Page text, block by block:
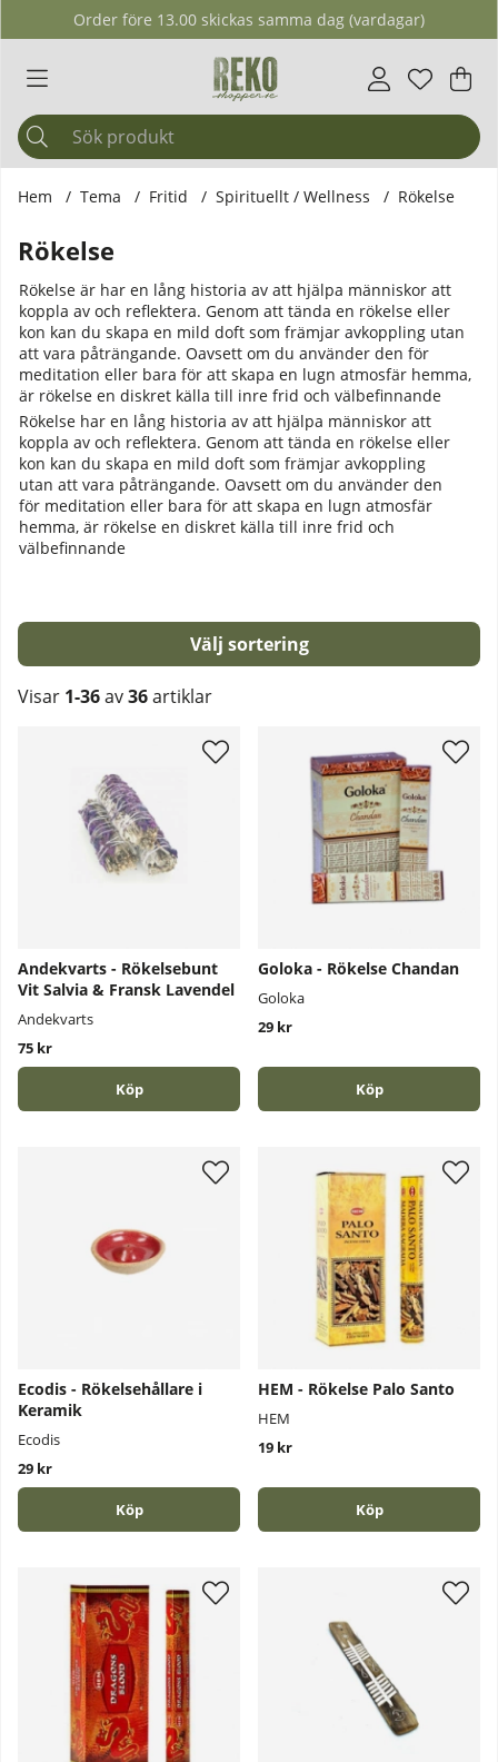
Order före 13.00 skickas samma dag (vardagar)
Antal i
. .
Hem Tema Fritid Spirituellt / Wellness Rökelse
Rökelse
Rökelse är har en lång historia av att hjälpa människor att
koppla av och reflektera. Genom att tända en rökelse eller
kon kan du skapa en mild doft som främjar avkoppling utan
att vara påträngande. Oavsett om du använder den för
meditation eller bara för att skapa en lugn atmosfär hemma,
är rökelse en diskret källa till inre frid och välbefinnande
Rökelse har en lång historia av att hjälpa människor att
koppla av och reflektera. Genom att tända en rökelse eller
kon kan du skapa en mild doft som främjar avkoppling
utan att vara påträngande. Oavsett om du använder den
för meditation eller bara för att skapa en lugn atmosfär
hemma, är rökelse en diskret källa till inre frid och
välbefinnande
Sortera
Visar 1-36av36artiklar
Andekvarts - Rökelsebunt
Vit Salvia & Fransk Lavendel
Andekvarts
75 kr
Köp
Goloka - Rökelse Chandan
Goloka
29 kr
Köp
Ecodis - Rökelsehållare i
Keramik
Ecodis
29 kr
Köp
HEM - Rökelse Palo Santo
HEM
19 kr
Köp